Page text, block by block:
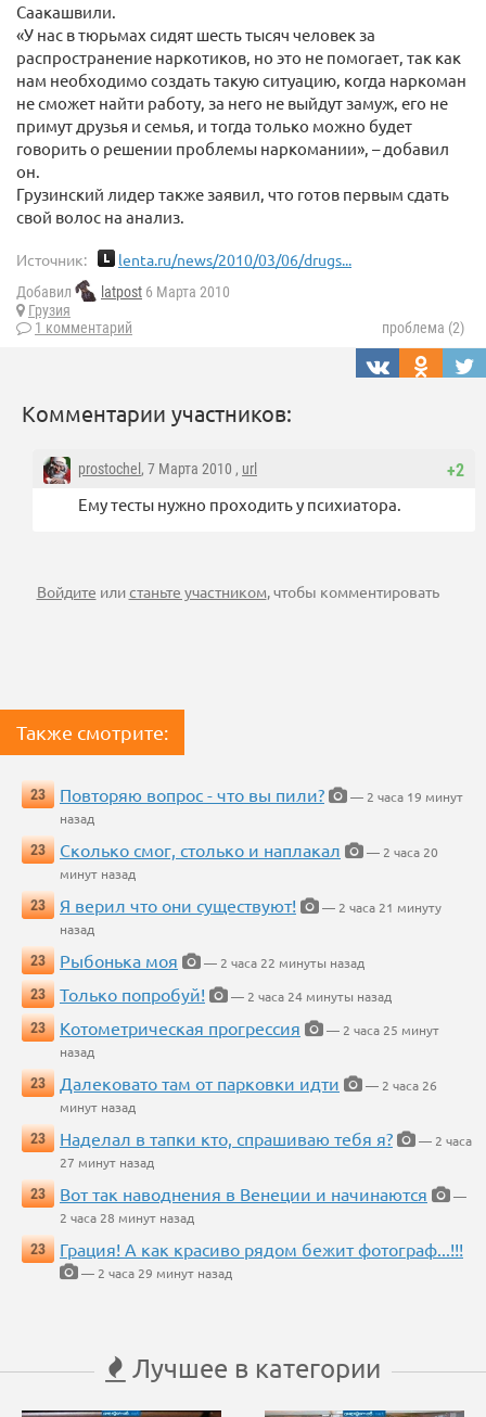
Саакашвили.
«У нас в тюрьмах сидят шесть тысяч человек за
распространение наркотиков, но это не помогает, так как
нам необходимо создать такую ситуацию, когда наркоман
не сможет найти работу, за него не выйдут замуж, его не
примут друзья и семья, и тогда только можно будет
говорить о решении проблемы наркомании», – добавил
он.
Грузинский лидер также заявил, что готов первым сдать
свой волос на анализ.
Источник: lenta.ru/news/2010/03/06/drugs...
Добавил latpost 6 Марта 2010
Грузия
1 комментарий
проблема (2)
Комментарии участников:
+2
prostochel , 7 Марта 2010 , url
Ему тесты нужно проходить у психиатора.
Войдите илистаньте участником, чтобы комментировать
Также смотрите:
23 Повторяю вопрос - что вы пили?
— 2 часа 19 минут
назад
23
Сколько смог, столько и наплакал
— 2 часа 20
минут назад
23
Я верил что они существуют!
— 2 часа 21 минуту
назад
23
Рыбонька моя
— 2 часа 22 минуты назад
23
Только попробуй!
— 2 часа 24 минуты назад
23
Котометрическая прогрессия
— 2 часа 25 минут
назад
23
Далековато там от парковки идти
— 2 часа 26
минут назад
23
Наделал в тапки кто, спрашиваю тебя я?
— 2 часа
27 минут назад
23
Вот так наводнения в Венеции и начинаются
—
2 часа 28 минут назад
23
Грация! А как красиво рядом бежит фотограф...!!!
— 2 часа 29 минут назад
Лучшее в категории